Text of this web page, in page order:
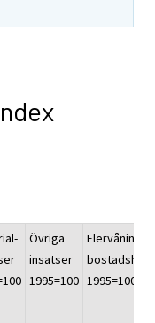
Övriga
insatser
1995=100
Flervånings-
bostadshus
1995=100